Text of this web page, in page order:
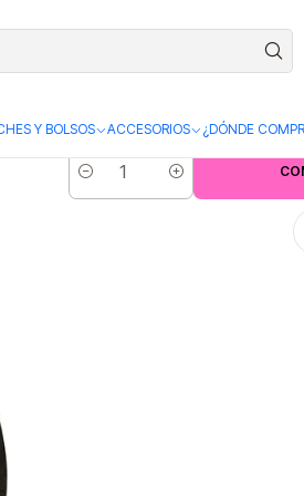
Y BOLSOS ACCESORIOS ¿DÓNDE
Platillo
Cantidad